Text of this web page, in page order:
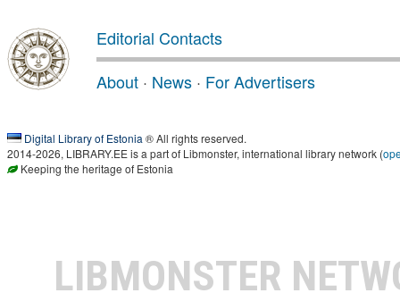
Editorial Contacts
About · News · For Advertisers
Digital Library of Estonia ® All rights reserved.
2014-2026, LIBRARY.EE is a part of Libmonster, international library network (
Keeping the heritage of Estonia
LIBMONSTER